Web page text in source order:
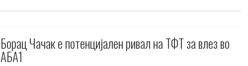
Борац Чачак е потенцијален ривал на ТФТ за влез во
АБА1